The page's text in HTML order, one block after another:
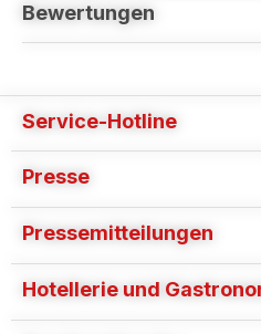
Bewertungen
Service-Hotline
Presse
Pressemitteilungen
Hotellerie und